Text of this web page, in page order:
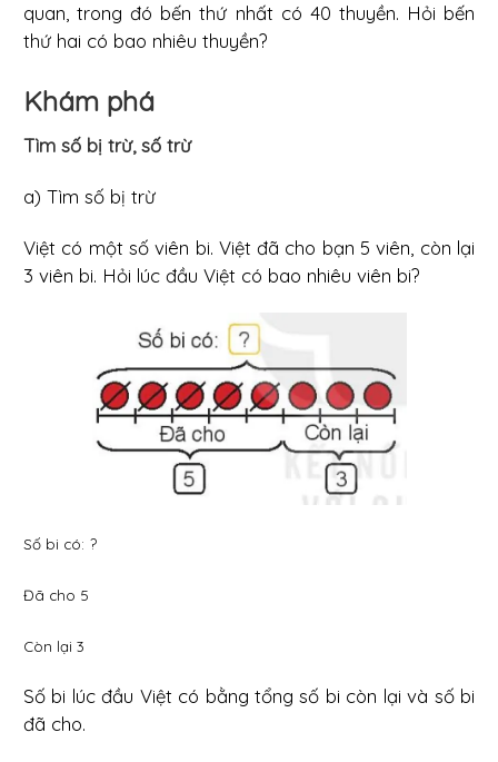
quan, trong đó bến thứ nhất có 40 thuyền. Hỏi bến
thứ hai có bao nhiêu thuyền?
Khám phá
Tìm số bị trừ, số trừ
a) Tìm số bị trừ
Việt có một số viên bi. Việt đã cho bạn 5 viên, còn lại
3 viên bi. Hỏi lúc đầu Việt có bao nhiêu viên bi?
Số bi có: ?
Đã cho 5
Còn lại 3
Số bi lúc đầu Việt có bằng tổng số bi còn lại và số bi
đã cho.